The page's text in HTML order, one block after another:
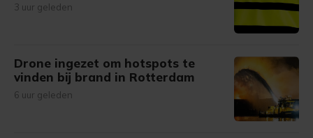
3 uur geleden
Drone ingezet om hotspots te
vinden bij brand in Rotterdam
6 uur geleden